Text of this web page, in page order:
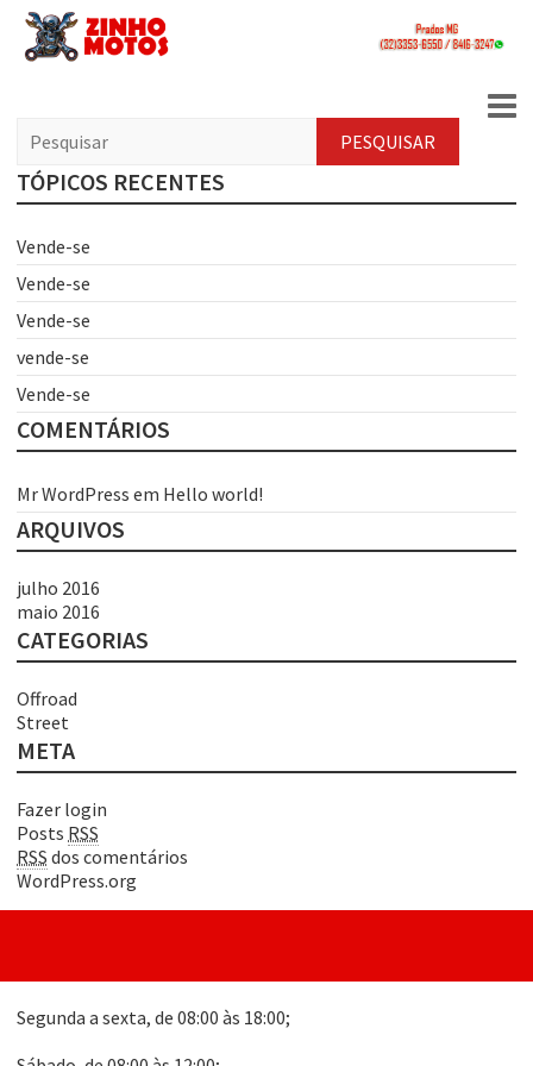
s
q
i
s
a
r
TÓPICOS RECENTES
Vende-se
Vende-se
Vende-se
vende-se
Vende-se
COMENTÁRIOS
Mr WordPress em Hello world!
ARQUIVOS
julho 2016
maio 2016
CATEGORIAS
Offroad
Street
META
Fazer login
Posts RSS
RSS dos comentários
WordPress.org
Segunda a sexta, de 08:00 às 18:00;